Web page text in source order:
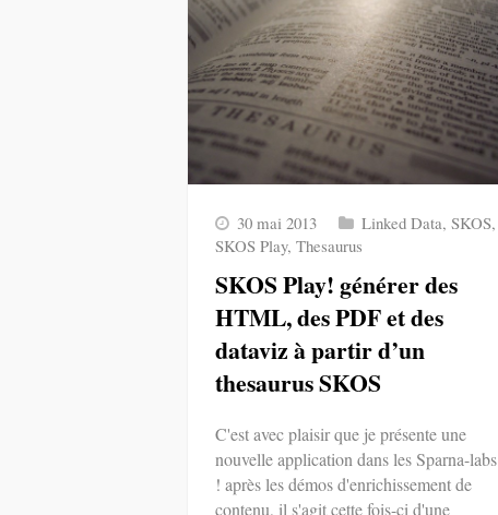
30 mai 2013 Linked Data, SKOS,
SKOS Play, Thesaurus
SKOS Play! générer des
HTML, des PDF et des
dataviz à partir d’un
thesaurus SKOS
C'est avec plaisir que je présente une
nouvelle application dans les Sparna-labs
! après les démos d'enrichissement de
contenu, il s'agit cette fois-ci d'une